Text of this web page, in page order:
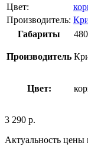
Цвет:
Производитель:
Габариты
Производитель
Цвет:
3 290 р.
Актуальность цены